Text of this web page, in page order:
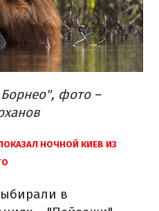
фото –
НОЧНОЙ КИЕВ ИЗ
в